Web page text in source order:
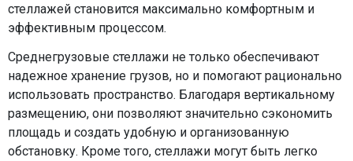
стеллажей становится максимально комфортным и
эффективным процессом.
Среднегрузовые стеллажи не только обеспечивают
надежное хранение грузов, но и помогают рационально
использовать пространство. Благодаря вертикальному
размещению, они позволяют значительно сэкономить
площадь и создать удобную и организованную
обстановку. Кроме того, стеллажи могут быть легко